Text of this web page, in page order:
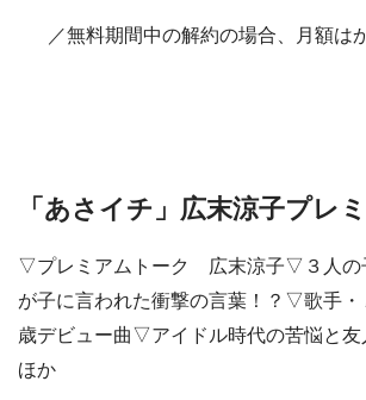
／無料期間中の解約の場合、月額は
「あさイチ」広末涼子プレ
▽プレミアムトーク 広末涼子▽３人
が子に言われた衝撃の言葉！？▽歌手・
歳デビュー曲▽アイドル時代の苦悩と
ほか